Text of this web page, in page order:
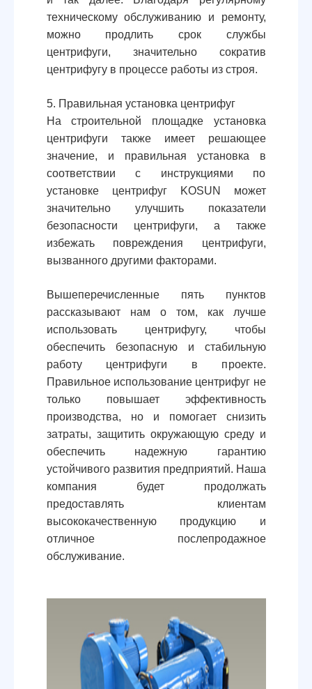
техническому обслуживанию и ремонту,
можно продлить срок службы
центрифуги, значительно сократив
центрифугу в процессе работы из строя.
5. Правильная установка центрифуг
На строительной площадке установка
центрифуги также имеет решающее
значение, и правильная установка в
соответствии с инструкциями по
установке центрифуг KOSUN может
значительно улучшить показатели
безопасности центрифуги, а также
избежать повреждения центрифуги,
вызванного другими факторами.
Вышеперечисленные пять пунктов
рассказывают нам о том, как лучше
использовать центрифугу, чтобы
обеспечить безопасную и стабильную
работу центрифуги в проекте.
Правильное использование центрифуг не
только повышает эффективность
производства, но и помогает снизить
затраты, защитить окружающую среду и
обеспечить надежную гарантию
устойчивого развития предприятий. Наша
компания будет продолжать
предоставлять клиентам
высококачественную продукцию и
отличное послепродажное
обслуживание.